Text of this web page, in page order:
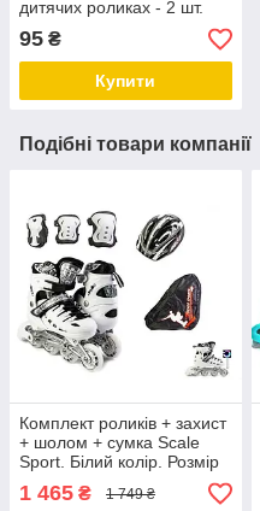
дитячих роликах - 2 шт.
95 ₴
Купити
Подібні товари компанії
Комплект роликів + захист
+ шолом + сумка Scale
Sport. Білий колір. Розмір
1 465 ₴ 1 749 ₴